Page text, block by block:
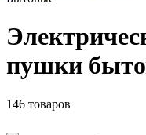
пушки
146 товаров